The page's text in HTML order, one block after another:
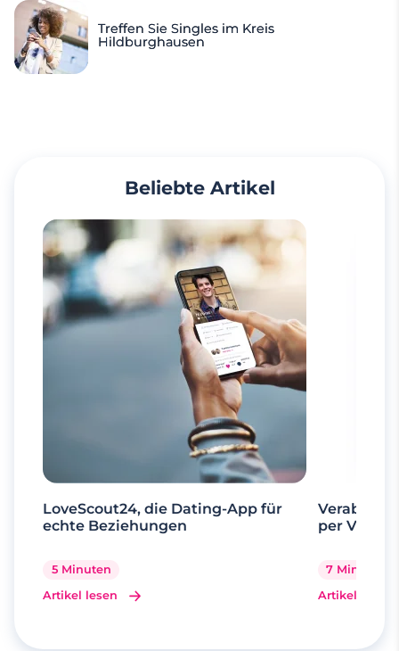
Treffen Sie Singles im Kreis
Hildburghausen
Beliebte Artikel
LoveScout24, die Dating-App für
echte Beziehungen
5 Minuten
Artikel lesen
per
7 Minuten
Artikel lesen